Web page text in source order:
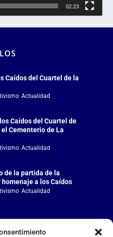
02:23
Caídos del Cuartel de la
, Actualidad
Caídos del Cuartel de
el Cementerio de La
, Actualidad
de la partida de la
a los Caídos
, Actualidad